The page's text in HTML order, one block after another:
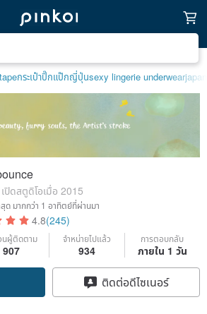
กระเป๋าปิ๊กแป๊กญี่ปุ่นsexy lingerie underwear
ปิดสตูดิโอเมื่อ 2015
ด มากกว่า 1 อาทิตย์ที่ผ่านมา
4.8(245)
นผู้ติดตาม
907
จำหน่ายไปแล้ว
934
การตอบกลับ
ภายใน 1 วัน
ติดต่อดีไซเนอร์